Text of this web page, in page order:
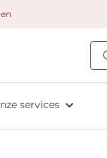
services
styling services